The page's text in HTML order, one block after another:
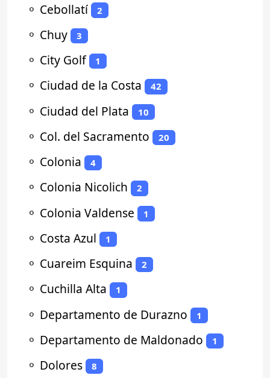
⚬ Cebollatí 2
⚬ Chuy 3
⚬ City Golf 1
⚬ Ciudad de la Costa 42
⚬ Ciudad del Plata 10
⚬ Col. del Sacramento 20
⚬ Colonia 4
⚬ Colonia Nicolich 2
⚬ Colonia Valdense 1
⚬ Costa Azul 1
⚬ Cuareim Esquina 2
⚬ Cuchilla Alta 1
⚬ Departamento de Durazno 1
⚬ Departamento de Maldonado 1
⚬ Dolores 8